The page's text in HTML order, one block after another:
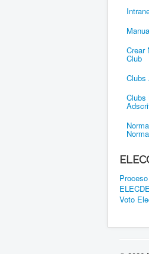
Crear
Club
Clubs
Clubs
Voto